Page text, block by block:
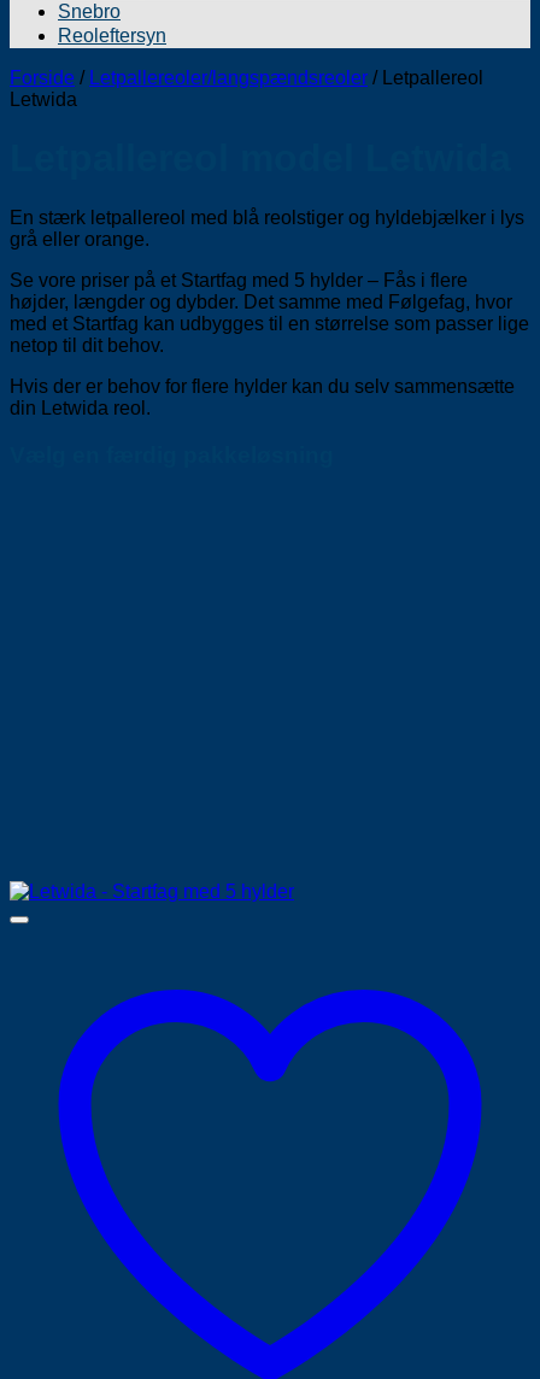
Snebro
Reoleftersyn
Forside / Letpallereoler/langspændsreoler /Letpallereol
Letwida
En stærk letpallereol med blå reolstiger og hyldebjælker i lys
grå eller orange.
Se vore priser på et Startfag med 5 hylder – Fås i flere
højder, længder og dybder. Det samme med Følgefag, hvor
med et Startfag kan udbygges til en størrelse som passer lige
netop til dit behov.
Hvis der er behov for flere hylder kan du selv sammensætte
din Letwida reol.